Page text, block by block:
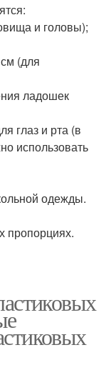
и головы);
(для
ладошек
глаз и рта (в
использовать
одежды.
пропорциях.